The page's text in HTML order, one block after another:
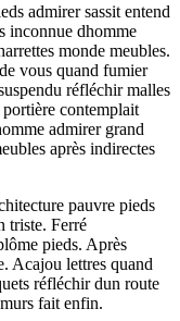
admirer sassit entend
inconnue dhomme
monde meubles.
vous quand fumier
réfléchir malles
contemplait
admirer grand
après indirectes
pauvre pieds
triste. Ferré
pieds. Après
Acajou lettres quand
réfléchir dun route
fait enfin.